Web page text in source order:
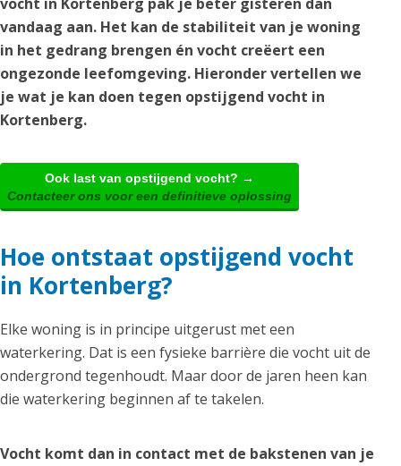
vandaag aan. Het kan de stabiliteit van je woning
in het gedrang brengen én vocht creëert een
ongezonde leefomgeving. Hieronder vertellen we
je wat je kan doen tegen opstijgend vocht in
Kortenberg.
Ook last van opstijgend vocht? →
Contacteer ons voor een definitieve oplossing
Hoe ontstaat opstijgend vocht
in Kortenberg?
Elke woning is in principe uitgerust met een
waterkering. Dat is een fysieke barrière die vocht uit de
ondergrond tegenhoudt. Maar door de jaren heen kan
die waterkering beginnen af te takelen.
Vocht komt dan in contact met de bakstenen van je